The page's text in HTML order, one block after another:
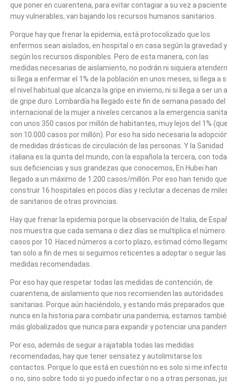
que poner en cuarentena, para evitar contagiar a su vez a
muy vulnerables, van bajando los recursos humanos sanitarios.
Porque hay que frenar la epidemia, está protocolizado que los
enfermos sean aislados, en hospital o en casa según la gravedad y
según los recursos disponibles. Pero de esta manera, con las
medidas necesarias de aislamiento, no podrán ni siquiera
si llega a enfermar el 1% de la población en unos meses, si llega a
el nivel habitual que alcanza la gripe en invierno, ni si llega a ser un
de gripe duro. Lombardía ha llegado este fin de semana pasado del
internacional de la mujer a niveles cercanos a la emergencia
con unos 350 casos por millón de habitantes, muy lejos del 1%
son 10.000 casos por millón). Por eso ha sido necesaria la
de medidas drásticas de circulación de las personas. Y la Sanidad
italiana es la quinta del mundo, con la española la tercera, con
sus deficiencias y sus grandezas que conocemos, En Hubei han
llegado a un máximo de 1.200 casos/millón. Por eso han tenido que
construir 16 hospitales en pocos días y reclutar a decenas de
de sanitarios de otras provincias.
Hay que frenar la epidemia porque la observación de Italia, de
nos muestra que cada semana o diez días se multiplica el número
casos por 10. Haced números a corto plazo, estimad cómo
tan solo a fin de mes si seguimos reticentes a adoptar o seguir las
medidas recomendadas.
Por eso hay que respetar todas las medidas de contención, de
cuarentena, de aislamiento que nos recomienden las autoridades
sanitarias. Porque aún haciéndolo, y estando más preparados que
nunca en la historia para combatir una pandemia, estamos
más globalizados que nunca para expandir y potenciar una
Por eso, además de seguir a rajatabla todas las medidas
recomendadas, hay que tener sensatez y autolimitarse los
contactos. Porque lo que está en cuestión no es solo si me
o no, sino sobre todo si yo puedo infectar o no a otras personas,